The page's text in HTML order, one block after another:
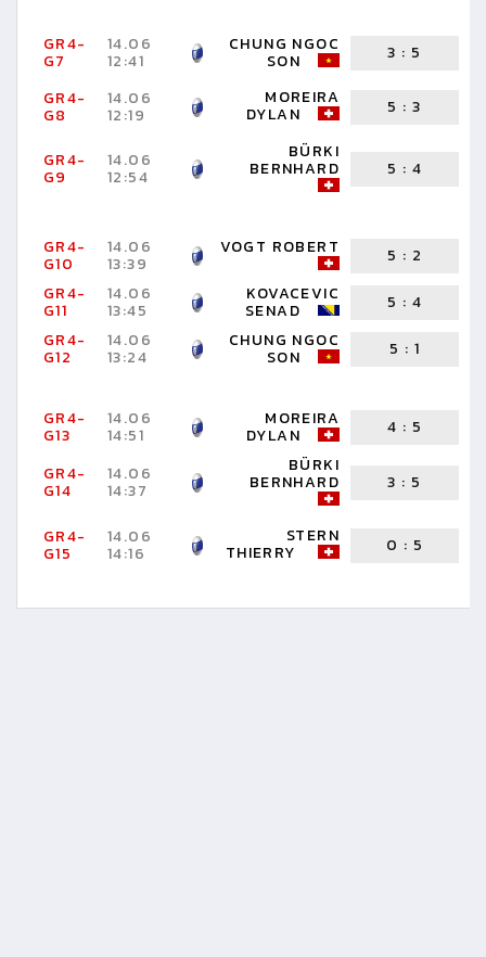
GR4-
G7
14.06
12:41
CHUNG NGOC
SON 3 : 5
GR4-
G8
14.06
12:19
MOREIRA
DYLAN 5 :3
GR4-
G9
14.06
12:54
BÜRKI
BERNHARD 5 : 4
GR4-
G10
14.06
13:39
VOGT ROBERT 5 : 2
GR4-
G11
14.06
13:45
KOVACEVIC
SENAD 5 : 4
GR4-
G12
14.06
13:24
CHUNG NGOC
SON 5 : 1
GR4-
G13
14.06
14:51
MOREIRA
DYLAN 4 : 5
GR4-
G14
14.06
14:37
BÜRKI
BERNHARD 3 : 5
GR4-
G15
14.06
14:16
STERN
THIERRY 0 : 5